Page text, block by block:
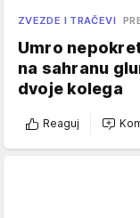
ZVEZDE I TRAČEVI
Umro
na sahranu
dvoje kolega
Reaguj